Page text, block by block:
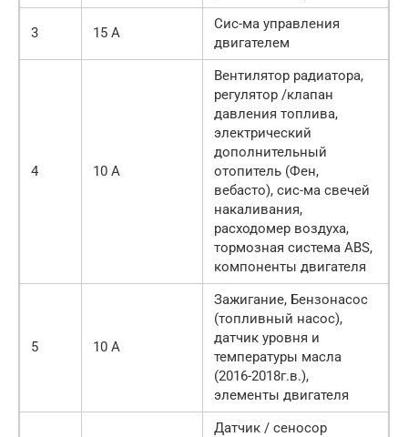
3 15 А
Сис-ма управления
двигателем
4 10 А
Вентилятор радиатора,
регулятор /клапан
давления топлива,
электрический
дополнительный
отопитель (Фен,
вебасто), сис-ма свечей
накаливания,
расходомер воздуха,
тормозная система ABS,
компоненты двигателя
5 10 А
Зажигание, Бензонасос
(топливный насос),
датчик уровня и
температуры масла
(2016-2018г.в.),
элементы двигателя
Датчик / сеносор